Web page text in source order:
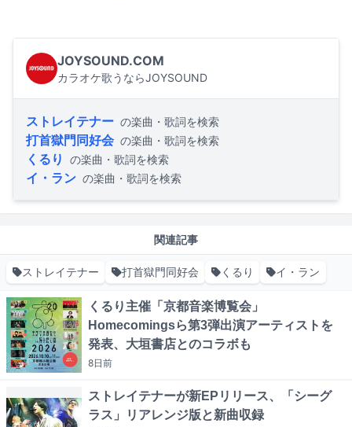
JOYSOUND.COM
カラオケ歌うならJOYSOUND
ストレイテナー の楽曲・歌詞を検索
打首獄門同好会 の楽曲・歌詞を検索
くるり の楽曲・歌詞を検索
イ・ラン の楽曲・歌詞を検索
関連記事
ストレイテナー 打首獄門同好会 くるり イ・ラン
くるり主催「京都音楽博覧会」
Homecomingsら第3弾出演アーティストを
発表、大垣書店とのコラボも
8日前
ストレイテナーが新EPリリース、「シーグ
ラス」リアレンジ版と新曲収録